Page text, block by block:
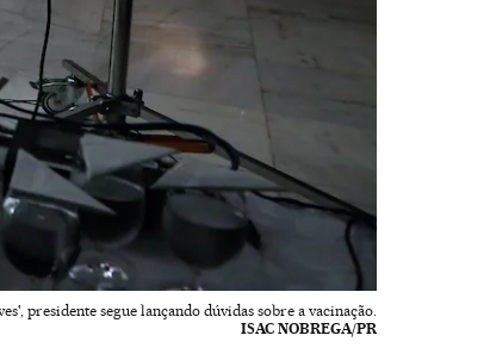
presidente segue lançando dúvidas sobre a vacinação.
ISAC NOBREGA/PR